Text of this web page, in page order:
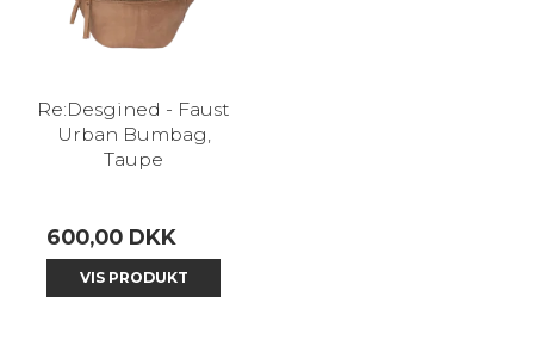
Re:Desgined - Faust
Urban Bumbag,
Taupe
600,00 DKK
VIS PRODUKT